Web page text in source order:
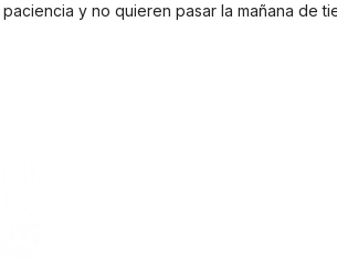
y no quieren pasar la mañana de